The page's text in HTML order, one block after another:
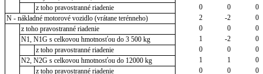
z toho pravostranné riadenie
0 0
0
N - nákladné motorové vozidlo (vrátane terénneho)
2 -2
0
z toho pravostranné riadenie
0 0
0
N1, N1G s celkovou hmotnosťou do 3 500 kg
1 -2
0
z toho pravostranné riadenie
0 0
0
N2, N2G s celkovou hmotnosťou do 12000 kg
1 1
0
z toho pravostranné riadenie
0 0
0